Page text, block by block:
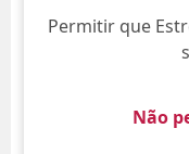
Permitir que
Não